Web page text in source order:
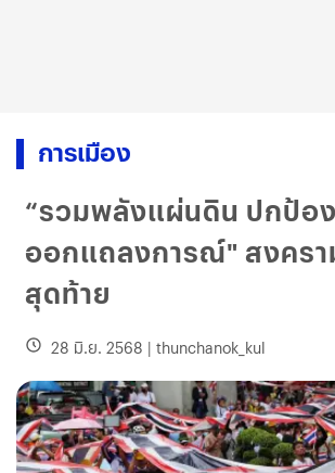
การเมือง
“รวมพลังแผ่นดิน ปกป้อ
ออกแถลงการณ์" สงครา
สุดท้าย
28 มิ.ย. 2568 | thunchanok_kul